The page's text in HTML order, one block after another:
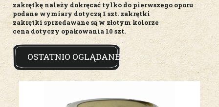
zakrętkę należy dokręcać tylko do pierwszego oporu
podane wymiary dotyczą 1 szt. zakrętki
zakrętki sprzedawane są w złotym kolorze
cena dotyczy opakowania 10 szt.
OSTATNIO OGLĄDANE